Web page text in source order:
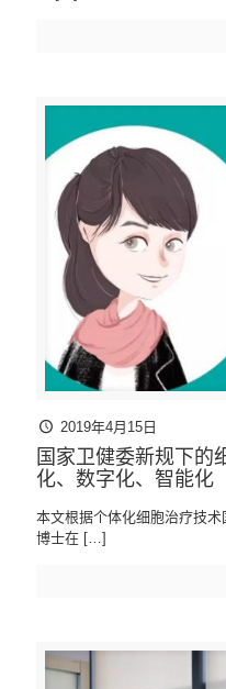
2019年4月15日
国家卫健委新规下的
化、数字化、智能化
本文根据个体化细胞治疗技
博士在 […]